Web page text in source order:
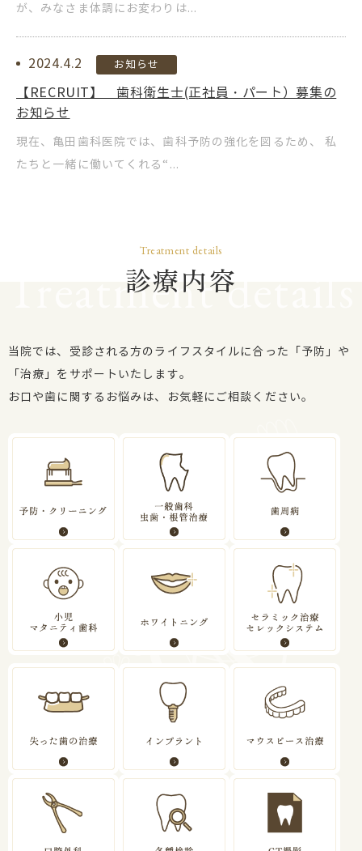
が、みなさま体調にお変わりは...
2024.4.2 お知らせ
【RECRUIT】 歯科衛生士(正社員・パート）募集の
お知らせ
現在、亀田歯科医院では、歯科予防の強化を図るため、 私
たちと一緒に働いてくれる“...
Treatment details
診療内容
当院では、受診される方のライフスタイルに合った「予防」や
「治療」をサポートいたします。
お口や歯に関するお悩みは、お気軽にご相談ください。